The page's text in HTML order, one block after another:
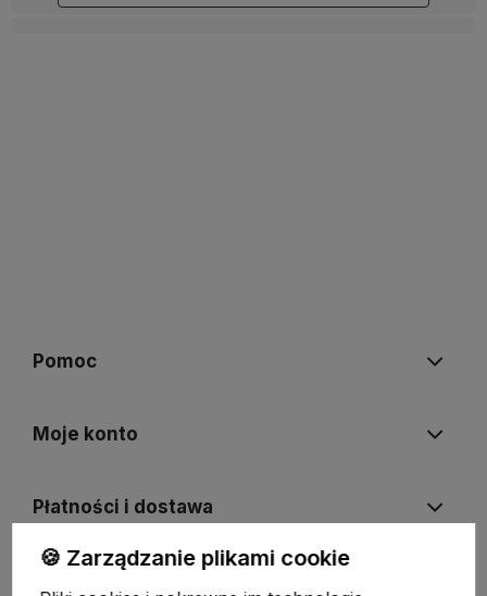
Pomoc
Moje konto
Płatności i dostawa
🍪 Zarządzanie plikami cookie